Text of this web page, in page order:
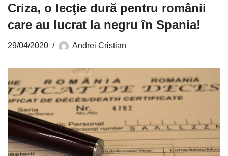
Criza, o lecţie dură pentru românii
care au lucrat la negru în Spania!
29/04/2020 Andrei Cristian